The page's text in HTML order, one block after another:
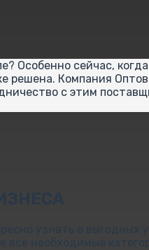
Особенно сейчас,
решена. Компания
с этим
узнать о выгодных
все необходимые